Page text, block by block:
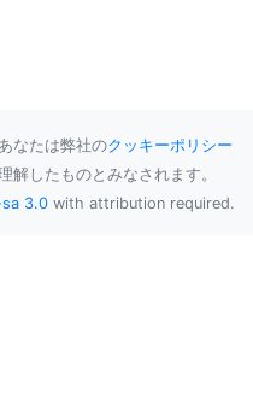
なたは弊社のクッキーポリシー
解したものとみなされます。
3.0 with attribution required.